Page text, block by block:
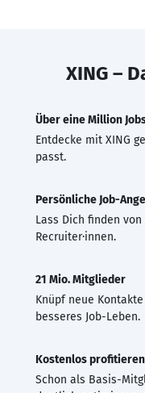
XING –
Über eine Million
Entdecke mit XING
passt.
Persönliche Job-
Lass Dich finden
Recruiter·innen.
21 Mio. Mitglieder
Knüpf neue
besseres Job-Leben.
Kostenlos profitieren
Schon als Basis-